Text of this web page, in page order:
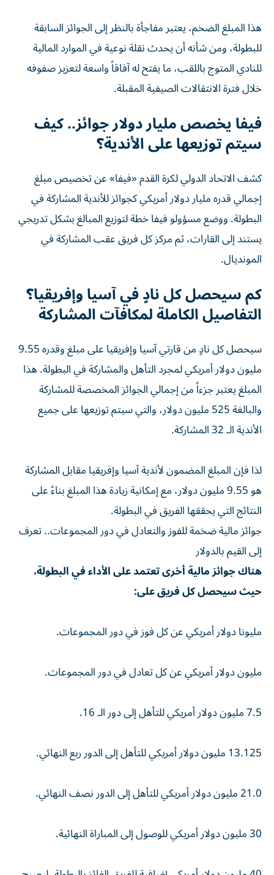
هذا المبلغ الضخم، يعتبر مفاجأة بالنظر إلى الجوائز السابقة
للبطولة، ومن شأنه أن يحدث نقلة نوعية في الموارد المالية
للنادي المتوج باللقب، ما يفتح له آفاقاً واسعة لتعزيز صفوفه
خلال فترة الانتقالات الصيفية المقبلة.
فيفا يخصص مليار دولار جوائز.. كيف
سيتم توزيعها على الأندية؟
كشف الاتحاد الدولي لكرة القدم «فيفا» عن تخصيص مبلغ
إجمالي قدره مليار دولار أمريكي كجوائز للأندية المشاركة في
البطولة. ووضع مسؤولو فيفا خطة لتوزيع المبالغ بشكل تدريجي
يستند إلى القارات، ثم مركز كل فريق عقب المشاركة في
المونديال.
كم سيحصل كل نادٍ في آسيا وإفريقيا؟
التفاصيل الكاملة لمكافآت المشاركة
سيحصل كل نادٍ من قارتي آسيا وإفريقيا على مبلغ وقدره 9.55
مليون دولار أمريكي لمجرد التأهل والمشاركة في البطولة. هذا
المبلغ يعتبر جزءاً من إجمالي الجوائز المخصصة للمشاركة
والبالغة 525 مليون دولار، والتي سيتم توزيعها على جميع
الأندية الـ 32 المشاركة.
لذا فإن المبلغ المضمون لأندية آسيا وإفريقيا مقابل المشاركة
هو 9.55 مليون دولار، مع إمكانية زيادة هذا المبلغ بناءً على
النتائج التي يحققها الفريق في البطولة.
جوائز مالية ضخمة للفوز والتعادل في دور المجموعات.. تعرف
إلى القيم بالدولار
هناك جوائز مالية أخرى تعتمد على الأداء في البطولة،
حيث سيحصل كل فريق على:
مليونا دولار أمريكي عن كل فوز في دور المجموعات.
مليون دولار أمريكي عن كل تعادل في دور المجموعات.
7.5 مليون دولار أمريكي للتأهل إلى دور الـ 16.
13.125 مليون دولار أمريكي للتأهل إلى الدور ربع النهائي.
21.0 مليون دولار أمريكي للتأهل إلى الدور نصف النهائي.
30 مليون دولار أمريكي للوصول إلى المباراة النهائية.